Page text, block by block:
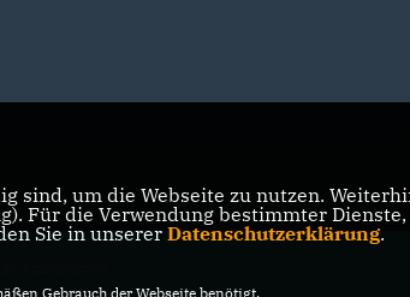
Stukenbrock
sind, um die Webseite zu nutzen.
Für die Verwendung bestimmter
Sie in unserer Datenschutzerklärung.
Gebrauch der Webseite benötigt.